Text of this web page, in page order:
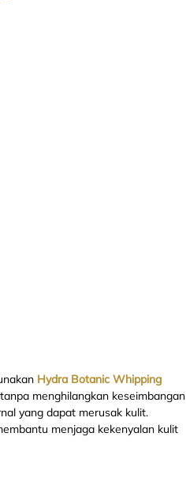
Hydra Botanic Whipping
menghilangkan keseimbangan
yang dapat merusak kulit.
menjaga kekenyalan kulit